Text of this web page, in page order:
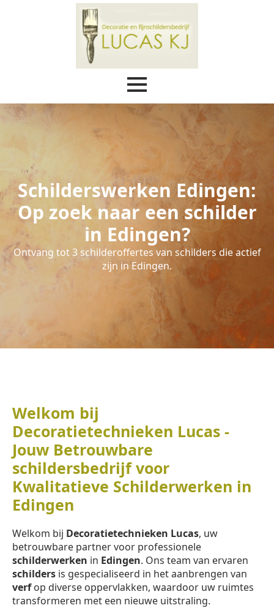
Schilderswerken Edingen:
Op zoek naar een schilder
in Edingen?
Ontvang tot 3 schilderoffertes van schilders die actief
zijn in Edingen.
Welkom bij
Decoratietechnieken Lucas -
Jouw Betrouwbare
schildersbedrijf voor
Kwalitatieve Schilderwerken in
Edingen
Welkom bij Decoratietechnieken Lucas, uw
betrouwbare partner voor professionele
schilderwerken in Edingen. Ons team van ervaren
schilders is gespecialiseerd in het aanbrengen van
verfop diverse oppervlakken, waardoor uw ruimtes
transformeren met een nieuwe uitstraling.